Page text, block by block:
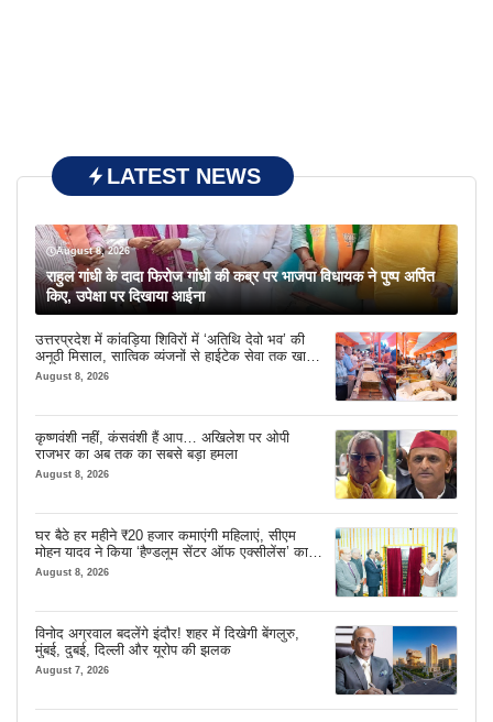
LATEST NEWS
August 8, 2026
राहुल गांधी के दादा फिरोज गांधी की कब्र पर भाजपा विधायक ने पुष्प अर्पित
किए, उपेक्षा पर दिखाया आईना
उत्तरप्रदेश में कांवड़िया शिविरों में ‘अतिथि देवो भव’ की
अनूठी मिसाल, सात्विक व्यंजनों से हाईटेक सेवा तक खास
इंतजाम
August 8, 2026
कृष्णवंशी नहीं, कंसवंशी हैं आप… अखिलेश पर ओपी
राजभर का अब तक का सबसे बड़ा हमला
August 8, 2026
घर बैठे हर महीने ₹20 हजार कमाएंगी महिलाएं, सीएम
मोहन यादव ने किया ‘हैण्डलूम सेंटर ऑफ एक्सीलेंस’ का
शुभारंभ
August 8, 2026
विनोद अग्रवाल बदलेंगे इंदौर! शहर में दिखेगी बेंगलुरु,
मुंबई, दुबई, दिल्ली और यूरोप की झलक
August 7, 2026